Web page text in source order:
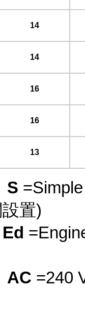
14
14
16
16
13
S
置)
AC =240